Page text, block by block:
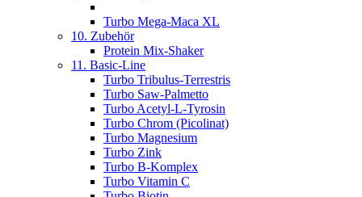
Turbo Mega-Maca XL
10. Zubehör
Protein Mix-Shaker
11. Basic-Line
Turbo Tribulus-Terrestris
Turbo Saw-Palmetto
Turbo Acetyl-L-Tyrosin
Turbo Chrom (Picolinat)
Turbo Magnesium
Turbo Zink
Turbo B-Komplex
Turbo Vitamin C